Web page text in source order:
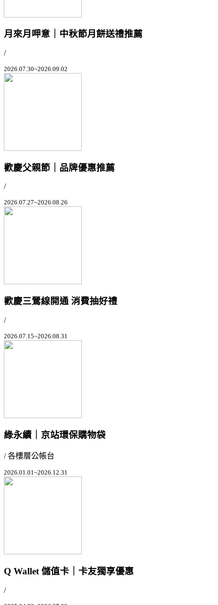
月來月呷意｜中秋節月餅送禮推薦
/
2026.07.30~2026.09.02
歡慶父親節｜品牌優惠推薦
/
2026.07.27~2026.08.26
歡慶三鶯線開通 消費抽好禮
/
2026.07.15~2026.08.31
綠永續｜京站環保購物袋
/ 各樓層公帳台
2026.01.01~2026.12.31
Q Wallet 儲值卡｜卡友獨享優惠
/